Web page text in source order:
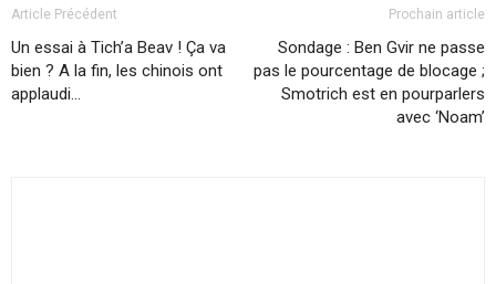
Article Précédent
Un essai à Tich’a Beav ! Ça va
bien ? A la fin, les chinois ont
applaudi…
Prochain article
Sondage : Ben Gvir ne passe
pas le pourcentage de blocage ;
Smotrich est en pourparlers
avec ‘Noam’